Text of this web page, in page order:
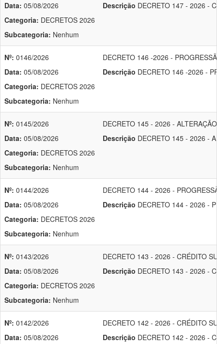
Data: 05/08/2026
Categoria: DECRETOS 2026
Subcategoria: Nenhum
Descrição DECRETO 147 - 2026 -
Nº: 0146/2026
Data: 05/08/2026
Categoria: DECRETOS 2026
Subcategoria: Nenhum
DECRETO 146 -2026 -
Descrição DECRETO 146 -2026 -
Nº: 0145/2026
Data: 05/08/2026
Categoria: DECRETOS 2026
Subcategoria: Nenhum
DECRETO 145 - 2026 -
Descrição DECRETO 145 - 2026 -
Nº: 0144/2026
Data: 05/08/2026
Categoria: DECRETOS 2026
Subcategoria: Nenhum
DECRETO 144 - 2026 -
Descrição DECRETO 144 - 2026 -
Nº: 0143/2026
Data: 05/08/2026
Categoria: DECRETOS 2026
Subcategoria: Nenhum
DECRETO 143 - 2026 - CRÉDITO
Descrição DECRETO 143 - 2026 -
Nº: 0142/2026
Data: 05/08/2026
DECRETO 142 - 2026 - CRÉDITO
Descrição DECRETO 142 - 2026 -